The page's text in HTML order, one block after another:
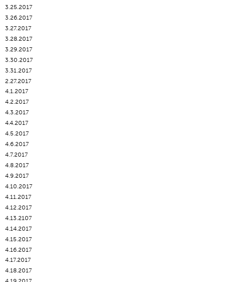
3.25.2017
3.26.2017
3.27.2017
3.28.2017
3.29.2017
3.30.2017
3.31.2017
2.27.2017
4.1.2017
4.2.2017
4.3.2017
4.4.2017
4.5.2017
4.6.2017
4.7.2017
4.8.2017
4.9.2017
4.10.2017
4.11.2017
4.12.2017
4.13.2107
4.14.2017
4.15.2017
4.16.2017
4.17.2017
4.18.2017